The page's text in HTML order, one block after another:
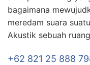
bagaimana
meredam suara
Akustik sebuah
+62 821 25 888